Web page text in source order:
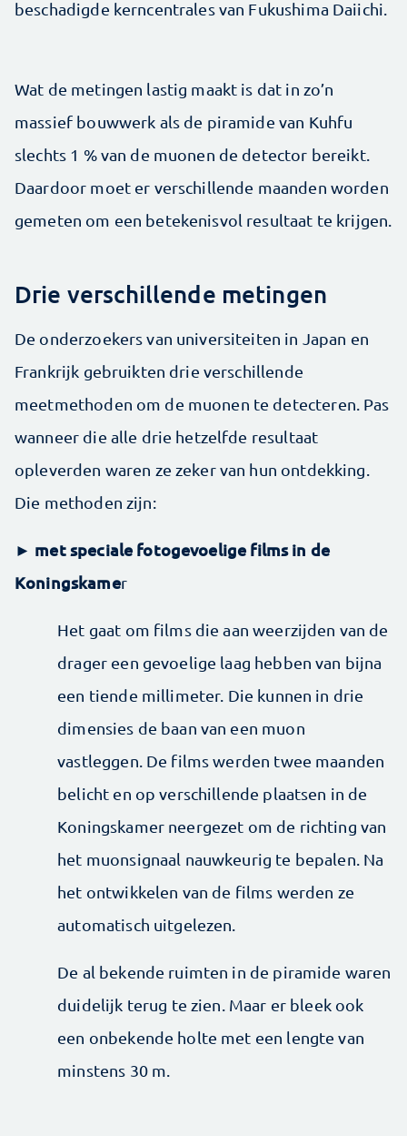
beschadigde kerncentrales van Fukushima Daiichi.
Wat de metingen lastig maakt is dat in zo’n
massief bouwwerk als de piramide van Kuhfu
slechts 1 % van de muonen de detector bereikt.
Daardoor moet er verschillende maanden worden
gemeten om een betekenisvol resultaat te krijgen.
Drie verschillende metingen
De onderzoekers van universiteiten in Japan en
Frankrijk gebruikten drie verschillende
meetmethoden om de muonen te detecteren. Pas
wanneer die alle drie hetzelfde resultaat
opleverden waren ze zeker van hun ontdekking.
Die methoden zijn:
► met speciale fotogevoelige films in de
Koningskamer
Het gaat om films die aan weerzijden van de
drager een gevoelige laag hebben van bijna
een tiende millimeter. Die kunnen in drie
dimensies de baan van een muon
vastleggen. De films werden twee maanden
belicht en op verschillende plaatsen in de
Koningskamer neergezet om de richting van
het muonsignaal nauwkeurig te bepalen. Na
het ontwikkelen van de films werden ze
automatisch uitgelezen.
De al bekende ruimten in de piramide waren
duidelijk terug te zien. Maar er bleek ook
een onbekende holte met een lengte van
minstens 30 m.